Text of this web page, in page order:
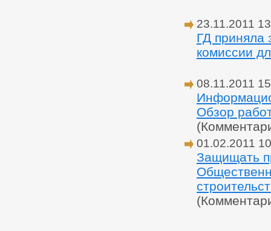
23.11.2011
ГД приняла
комиссии
08.11.2011
Обзор
01.02.2011
Защищать